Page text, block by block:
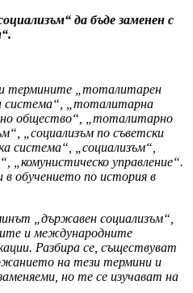
да бъде заменен с
термините „тоталитарен
„тоталитарна
общество“, „тоталитарно
„социализъм по съветски
система“, „социализъм“,
„комунистическо управление“.
обучението по история в
„държавен социализъм“,
и международните
Разбира се, съществуват
на тези термини и
но те се изучават на